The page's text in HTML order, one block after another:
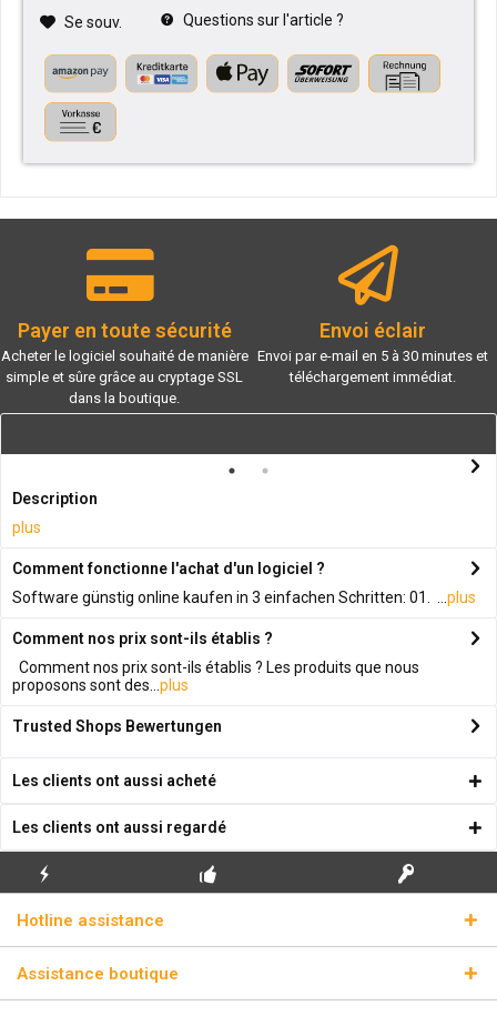
Se souv. Questions sur l'article ?
Payer en toute sécurité
Acheter le logiciel souhaité de manière
simple et sûre grâce au cryptage SSL
dans la boutique.
Envoi éclair
Envoi par e-mail en 5 à 30 minutes et
téléchargement immédiat.
Description
plus
Comment fonctionne l'achat d'un logiciel ?
Software günstig online kaufen in 3 einfachen Schritten: 01. ... plus
Comment nos prix sont-ils établis ?
Comment nos prix sont-ils établis ? Les produits que nous
proposons sont des... plus
Trusted Shops Bewertungen
Les clients ont aussi acheté
Les clients ont aussi regardé
ÉCLAIR
Hotline assistance
Assistance boutique